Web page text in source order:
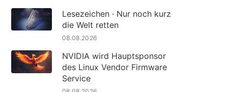
Lesezeichen · Nur noch kurz
die Welt retten
08.08.2026
NVIDIA wird Hauptsponsor
des Linux Vendor Firmware
Service